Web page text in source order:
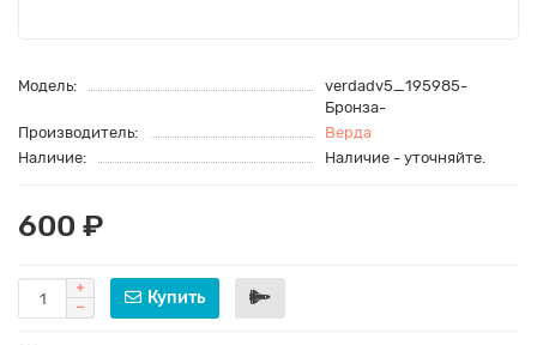
Модель:
verdadv5_195985-
Бронза-
Производитель:
Верда
Наличие:
Наличие - уточняйте.
600 ₽
Купить